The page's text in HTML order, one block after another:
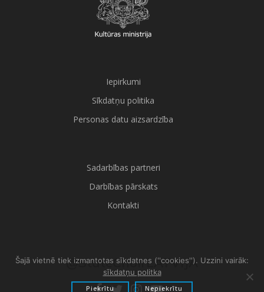
Iepirkumi
Sīkdatņu politika
Personas datu aizsardzība
Sadarbības partneri
Darbības pārskats
Kontakti
@StateChoirLATVIJA
Šajā vietnē tiek izmantotas sīkdatnes (''cookies''). Uzzini vairāk:
sīkdatņu politka
Piekrītu Nepiekrītu